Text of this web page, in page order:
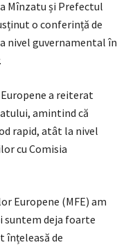
Mînzatu și Prefectul
o conferință de
nivel guvernamental în
a reiterat
amintind că
rapid, atât la nivel
cu Comisia
Europene (MFE) am
suntem deja foarte
înțeleasă de